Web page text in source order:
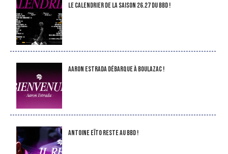
LE CALENDRIER DE LA SAISON 26.27 DU BBD !
Aaron Estrada débarque à Boulazac !
Antoine Eïto reste au BBD !